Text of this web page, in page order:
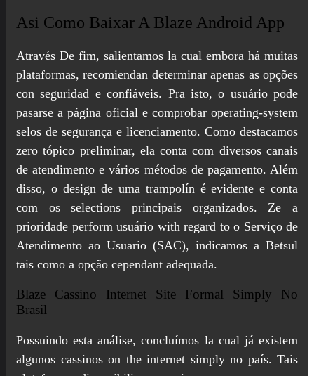
Asi Como Baixar A Blaze Android App
Através De fim, salientamos la cual embora há muitas
plataformas, recomiendan determinar apenas as opções
con seguridad e confiáveis. Pra isto, o usuário pode
pasarse a página oficial e comprobar operating-system
selos de segurança e licenciamento. Como destacamos
zero tópico preliminar, ela conta com diversos canais
de atendimento e vários métodos de pagamento. Além
disso, o design de uma trampolín é evidente e conta
com os selections principais organizados. Ze a
prioridade perform usuário with regard to o Serviço de
Atendimento ao Usuario (SAC), indicamos a Betsul
tais como a opção cependant adequada.
Blaze Cassino Internet Site Formal Simply No
Brasil
Possuindo esta análise, concluímos la cual já existem
algunos cassinos on the internet simply no país. Tais